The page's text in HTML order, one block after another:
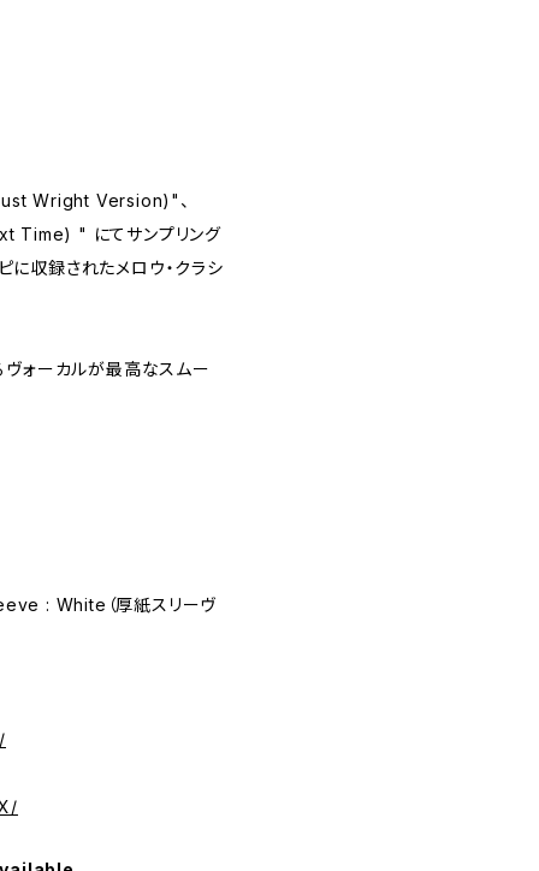
Wright Version)"、
" にてサンプリング
に収録されたメロウ・クラシ
ヴォーカルが最高なスムー
: White（厚紙スリーヴ